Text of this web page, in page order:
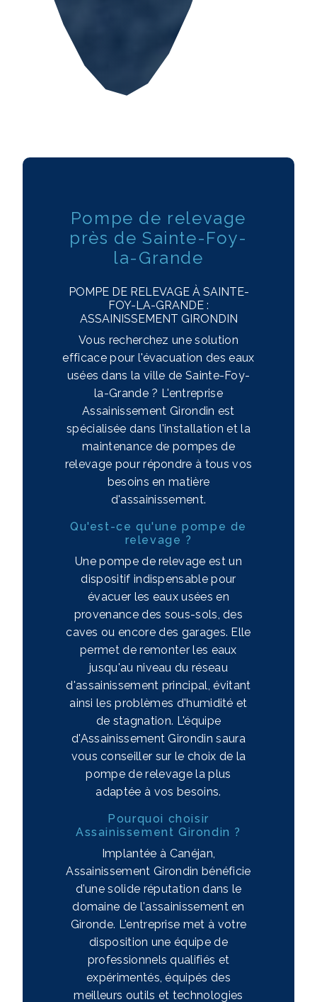
Pompe de relevage
près de Sainte-Foy-
la-Grande
POMPE DE RELEVAGE À SAINTE-
FOY-LA-GRANDE :
ASSAINISSEMENT GIRONDIN
Vous recherchez une solution
efficace pour l'évacuation des eaux
usées dans la ville de Sainte-Foy-
la-Grande ? L'entreprise
Assainissement Girondin est
spécialisée dans l'installation et la
maintenance de pompes de
relevage pour répondre à tous vos
besoins en matière
d'assainissement.
Qu'est-ce qu'une pompe de
relevage ?
Une pompe de relevage est un
dispositif indispensable pour
évacuer les eaux usées en
provenance des sous-sols, des
caves ou encore des garages. Elle
permet de remonter les eaux
jusqu'au niveau du réseau
d'assainissement principal, évitant
ainsi les problèmes d'humidité et
de stagnation. L'équipe
d'Assainissement Girondin saura
vous conseiller sur le choix de la
pompe de relevage la plus
adaptée à vos besoins.
Pourquoi choisir
Assainissement Girondin ?
Implantée à Canéjan,
Assainissement Girondin bénéficie
d'une solide réputation dans le
domaine de l'assainissement en
Gironde. L'entreprise met à votre
disposition une équipe de
professionnels qualifiés et
expérimentés, équipés des
meilleurs outils et technologies